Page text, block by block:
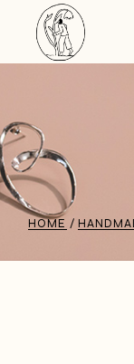
HOME